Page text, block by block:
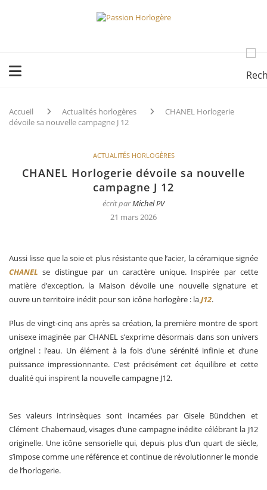
Accueil Actualités horlogères
CHANEL Horlogerie
dévoile sa nouvelle campagne J 12
ACTUALITÉS HORLOGÈRES
CHANEL Horlogerie dévoile sa nouvelle
campagne J 12
écrit parMichel PV
21 mars 2026
Aussi lisse que la soie et plus résistante que l’acier, la céramique signée
CHANEL se distingue par un caractère unique. Inspirée par cette
matière d’exception, la Maison dévoile une nouvelle signature et
ouvre un territoire inédit pour son icône horlogère : laJ12.
Plus de vingt-cinq ans après sa création, la première montre de sport
unisexe imaginée par CHANEL s’exprime désormais dans son univers
originel : l’eau. Un élément à la fois d’une sérénité infinie et d’une
puissance impressionnante. C’est précisément cet équilibre et cette
dualité qui inspirent la nouvelle campagne J12.
Ses valeurs intrinsèques sont incarnées par Gisele Bündchen et
Clément Chabernaud, visages d’une campagne inédite célébrant la J12
originelle. Une icône sensorielle qui, depuis plus d’un quart de siècle,
s’impose comme une référence et continue de révolutionner le monde
de l’horlogerie.